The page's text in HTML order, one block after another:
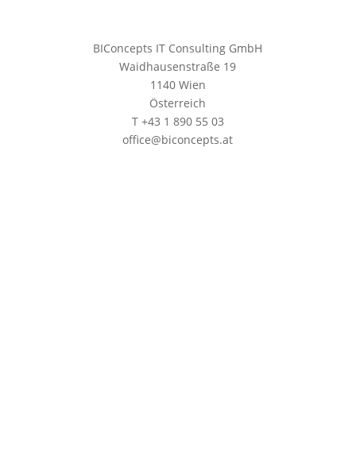
BIConcepts IT Consulting GmbH
Waidhausenstraße 19
1140 Wien
Österreich
T +43 1 890 55 03
office@biconcepts.at